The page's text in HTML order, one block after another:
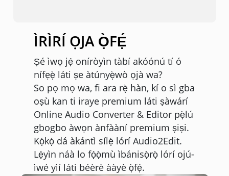
ÌRÌRÍ ỌJA Ọ̀FẸ́
Ṣé ìwọ jẹ́ oníròyìn tàbí akóónú tí ó
nífẹẹ̀ láti ṣe àtúnyẹ̀wò ọjà wa?
So pọ mọ wa, fi ara rẹ̀ hàn, kí o sì gba
oṣù kan ti iraye premium láti ṣàwárí
Online Audio Converter & Editor pẹ̀lú
gbogbo àwọn ànfààní premium ṣiṣi.
Kọ́kọ́ dá àkántì sílẹ̀ lórí Audio2Edit.
Lẹ́yìn náà lo fọ́ọ̀mù ìbánisọ̀rọ̀ lórí ojú-
ìwé yìí láti béèrè ààyè ọ̀fẹ́.